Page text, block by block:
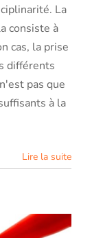
La
consiste à
cas, la prise
différents
pas que
à la
Lire la suite